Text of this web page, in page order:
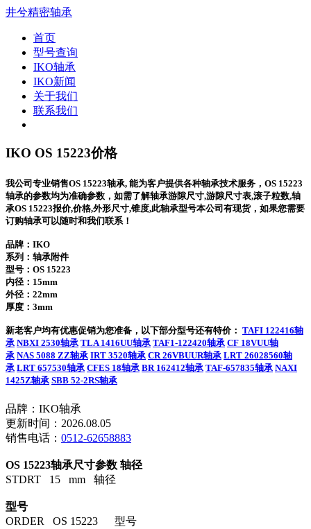
井兮精密轴承
首页
型号查询
IKO轴承
IKO新闻
关于我们
联系我们
IKO OS 15223价格
我公司专业销售OS 15223轴承, 能为客户提供各种轴承技术服务，OS 15223
轴承的参数均为准确参数，如需了解轴承游隙尺寸,游隙尺寸表,滚子粒数,轴
承OS 15223报价,价格,外形尺寸,锥度,此轴承型号本公司有现货，如果您需要
订购轴承可以随时和我们联系！
品牌：IKO
系列：轴承附件
型号： OS 15223
内径：15mm
外径：22mm
厚度：3mm
新老客户均有优惠促销为您准备，以下部分型号还有特价： TAFI 122416轴
承 NBXI 2530轴承 TLA 1416UU轴承 TAF1-122420轴承 CF 18VUU轴
承 NAS 5088 ZZ轴承 IRT 3520轴承 CR 26VBUUR轴承 LRT 26028560轴
承 LRT 657530轴承 CFES 18轴承 BR 162412轴承 TAF-657835轴承 NAXI
1425Z轴承 SBB 52-2RS轴承
品牌：IKO轴承
更新时间：2026.08.05
销售电话： 0512-62658883
OS 15223轴承尺寸参数 轴径
STDRT 15 mm 轴径
型号
ORDER OS 15223 型号